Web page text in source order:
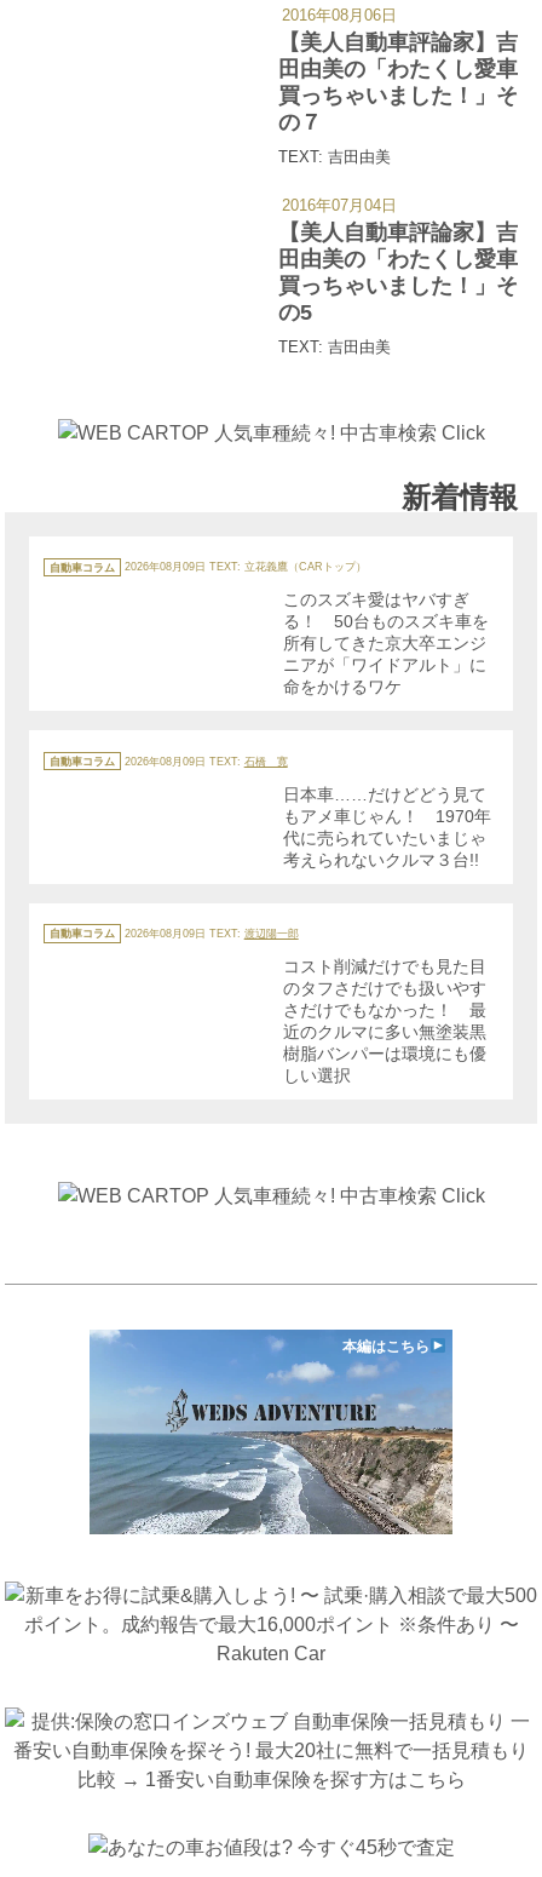
【美人自動車評論家】吉
田由美の「わたくし愛車
買っちゃいました！」そ
の７
TEXT: 吉田由美
2016年08月06日
【美人自動車評論家】吉
田由美の「わたくし愛車
買っちゃいました！」そ
の5
TEXT: 吉田由美
2016年07月04日
新着情報
テ
ゴ
自動車コラム 2026年08月09日 TEXT: 立花義鷹（CARトップ）
このスズキ愛はヤバすぎ
る！ 50台ものスズキ車を
所有してきた京大卒エンジ
ニアが「ワイドアルト」に
命をかけるワケ
テ
ゴ
自動車コラム 2026年08月09日 TEXT: 石橋 寛
日本車……だけどどう見て
もアメ車じゃん！ 1970年
代に売られていたいまじゃ
考えられないクルマ３台!!
テ
ゴ
自動車コラム 2026年08月09日 TEXT: 渡辺陽一郎
コスト削減だけでも見た目
のタフさだけでも扱いやす
さだけでもなかった！ 最
近のクルマに多い無塗装黒
樹脂バンパーは環境にも優
しい選択
本編はこちら